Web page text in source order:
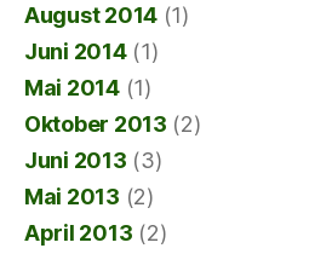
August 2014 (1)
Juni 2014(1)
Mai 2014(1)
Oktober 2013 (2)
Juni 2013 (3)
Mai 2013 (2)
April 2013 (2)